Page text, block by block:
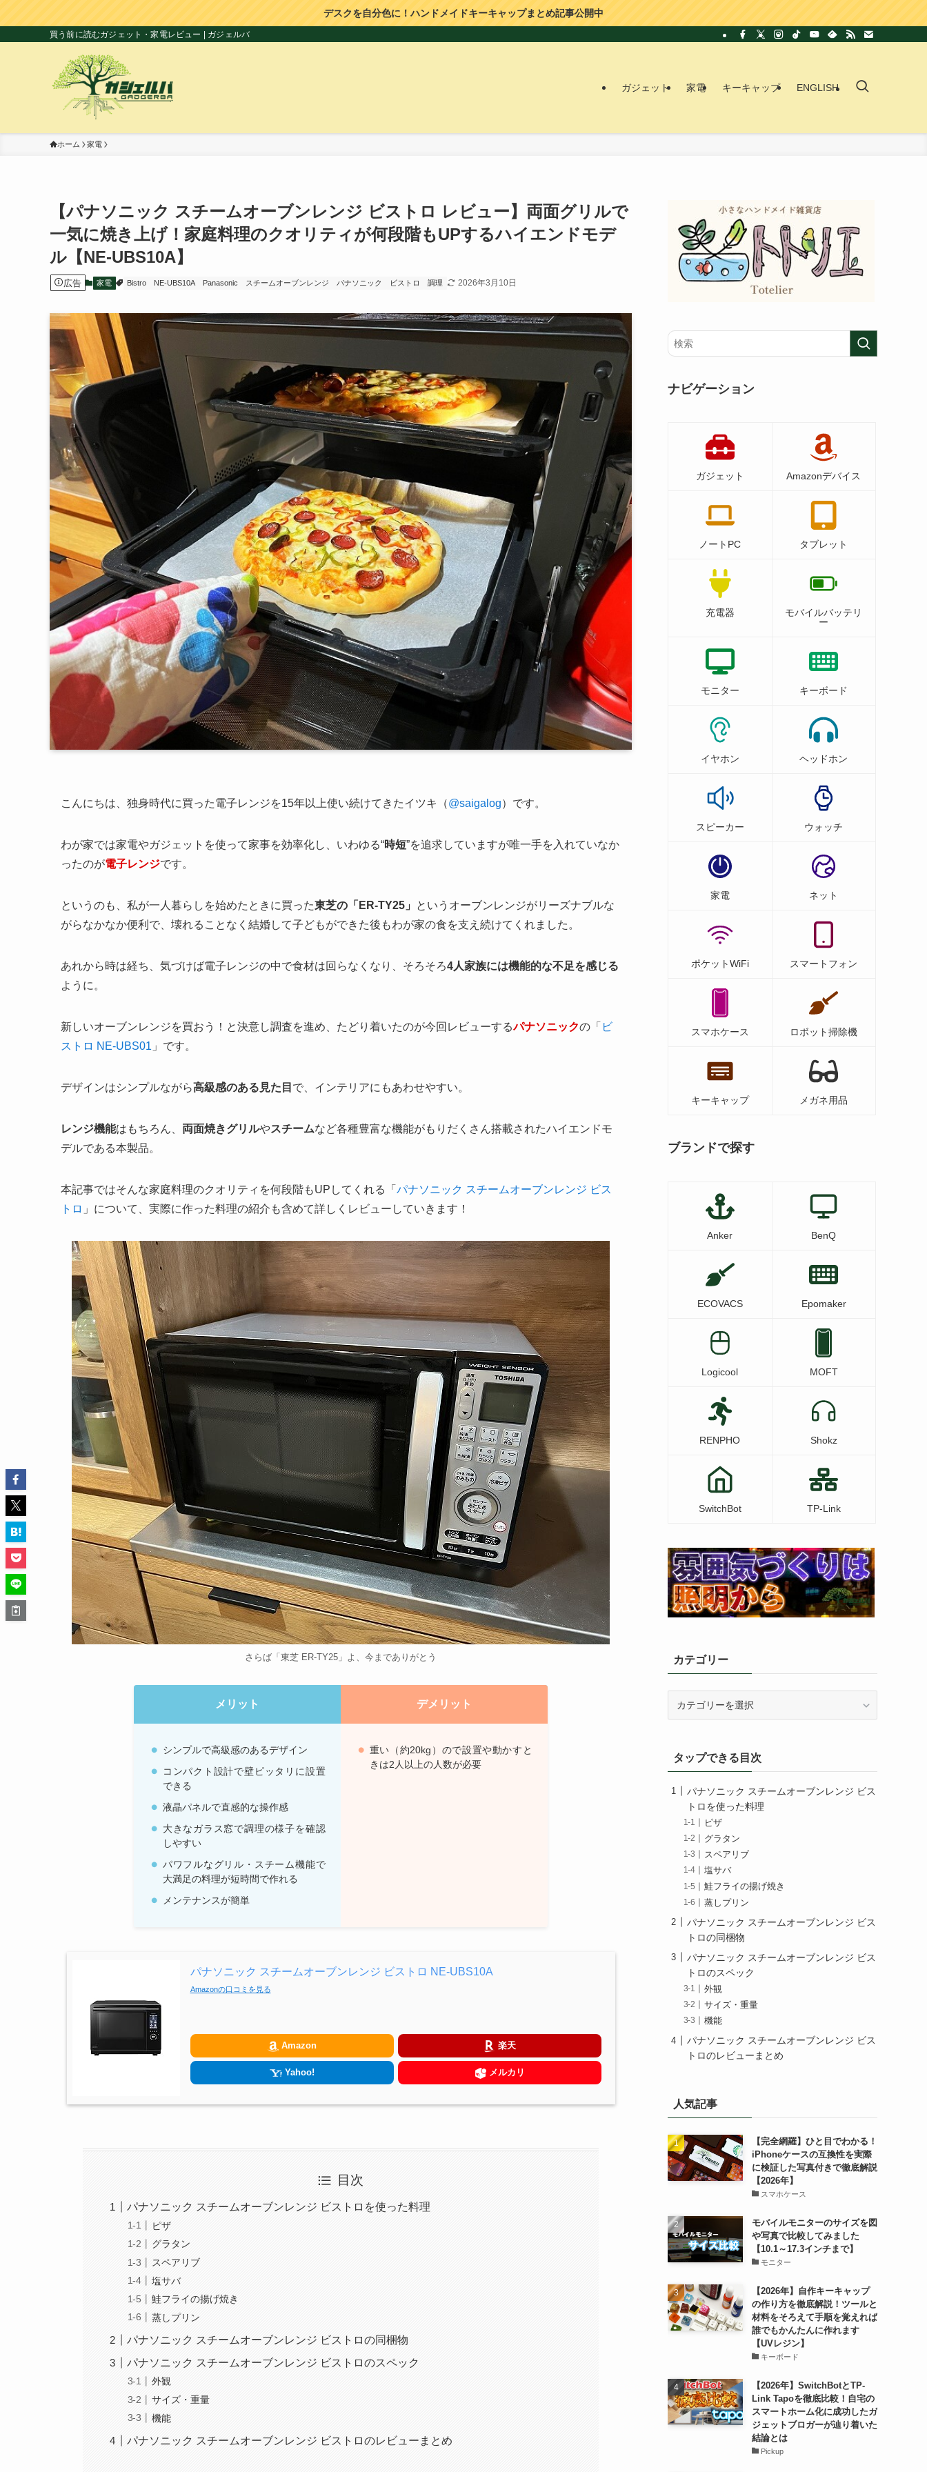
デスクを自分色に！ハンドメイドキーキャップまとめ記事公開中
買う前に読むガジェット・家電レビュー | ガジェルバ
ガジェット 家電 キーキャップ ENGLISH
ホーム 家電
【パナソニック スチームオーブンレンジ ビストロ レビュー】両面グリルで
一気に焼き上げ！家庭料理のクオリティが何段階もUPするハイエンドモデ
ル【NE-UBS10A】
広告 家電 Bistro NE-UBS10A Panasonic スチームオーブンレンジ パナソニック ビストロ 調理 2026年3月10日
こんにちは、独身時代に買った電子レンジを15年以上使い続けてきたイツキ（@saigalog）です。
わが家では家電やガジェットを使って家事を効率化し、いわゆる“時短”を追求していますが唯一手を入れていなか
ったのが電子レンジです。
というのも、私が一人暮らしを始めたときに買った東芝の「ER-TY25」
というオーブンレンジがリーズナブルな
がらなかなか便利で、壊れることなく結婚して子どもができた後もわが家の食を支え続けてくれました。
あれから時は経ち、気づけば電子レンジの中で食材は回らなくなり、そろそろ4人家族には機能的な不足を感じる
ように。
新しいオーブンレンジを買おう！と決意し調査を進め、たどり着いたのが今回レビューするパナソニックの「 ビ
ストロ NE-UBS01 」です。
デザインはシンプルながら高級感のある見た目 で、インテリアにもあわせやすい。
レンジ機能はもちろん、 両面焼きグリルやスチームなど各種豊富な機能がもりだくさん搭載されたハイエンドモ
デルである本製品。
本記事ではそんな家庭料理のクオリティを何段階もUPしてくれる「 パナソニック スチームオーブンレンジ ビス
トロ 」について、実際に作った料理の紹介も含めて詳しくレビューしていきます！
さらば「東芝 ER-TY25」よ、今までありがとう
メリット デメリット
シンプルで高級感のあるデザイン
コンパクト設計で壁ピッタリに設置
できる
液晶パネルで直感的な操作感
大きなガラス窓で調理の様子を確認
しやすい
パワフルなグリル・スチーム機能で
大満足の料理が短時間で作れる
メンテナンスが簡単
重い（約20kg）ので設置や動かすと
きは2人以上の人数が必要
パナソニック スチームオーブンレンジ ビストロ NE-UBS10A
Amazonの口コミを見る
Amazon 楽天
Yahoo! メルカリ
目次
パナソニック スチームオーブンレンジ ビストロを使った料理
ピザ
グラタン
スペアリブ
塩サバ
鮭フライの揚げ焼き
蒸しプリン
パナソニック スチームオーブンレンジ ビストロの同梱物
パナソニック スチームオーブンレンジ ビストロのスペック
外観
サイズ・重量
機能
パナソニック スチームオーブンレンジ ビストロのレビューまとめ
ナビゲーション
ガジェット Amazonデバイス
ノートPC タブレット
充電器
モバイルバッテリ
ー
モニター キーボード
イヤホン ヘッドホン
スピーカー ウォッチ
家電 ネット
ポケットWiFi スマートフォン
スマホケース ロボット掃除機
キーキャップ メガネ用品
ブランドで探す
Anker BenQ
ECOVACS Epomaker
Logicool MOFT
RENPHO Shokz
SwitchBot TP-Link
カテゴリー
ータップできる目次
パナソニック スチームオーブンレンジ ビス
トロを使った料理
ピザ
グラタン
スペアリブ
塩サバ
鮭フライの揚げ焼き
蒸しプリン
パナソニック スチームオーブンレンジ ビス
トロの同梱物
パナソニック スチームオーブンレンジ ビス
トロのスペック
外観
サイズ・重量
機能
パナソニック スチームオーブンレンジ ビス
トロのレビューまとめ
人気記事
【完全網羅】ひと目でわかる！
iPhoneケースの互換性を実際
に検証した写真付きで徹底解説
【2026年】
スマホケース
モバイルモニターのサイズを図
や写真で比較してみました
【10.1～17.3インチまで】
モニター
【2026年】自作キーキャップ
の作り方を徹底解説！ツールと
材料をそろえて手順を覚えれば
誰でもかんたんに作れます
【UVレジン】
キーボード
【2026年】SwitchBotとTP-
Link Tapoを徹底比較！自宅の
スマートホーム化に成功したガ
ジェットブロガーが辿り着いた
結論とは
Pickup